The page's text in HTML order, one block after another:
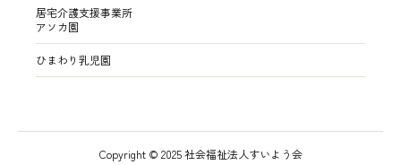
居宅介護支援事業所
アソカ園
ひまわり乳児園
Copyright © 2025 社会福祉法人すいよう会